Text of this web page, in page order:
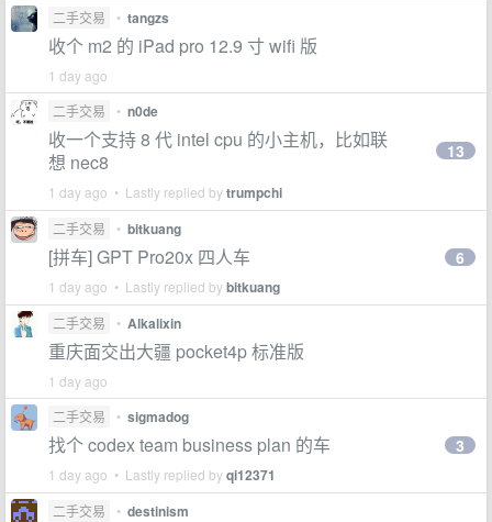
二手交易 • tangzs
收个 m2 的 iPad pro 12.9 寸 wifi 版
1 day ago
二手交易
• n0de
收一个支持 8 代 intel cpu 的小主机，比如联
想 nec8
1 day ago • Lastly replied bytrumpchi
13
二手交易 • bitkuang
[拼车] GPT Pro20x 四人车
1 day ago • Lastly replied bybitkuang
6
二手交易 • Alkalixin
重庆面交出大疆 pocket4p 标准版
1 day ago
二手交易
• sigmadog
找个 codex team business plan 的车
1 day ago • Lastly replied byqi12371
3
二手交易 • destinism